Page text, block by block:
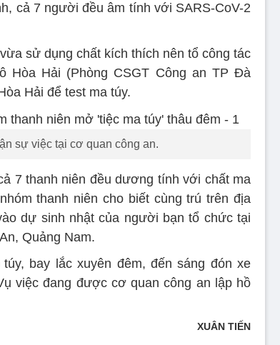
cả 7 người đều âm tính với SARS-CoV-2
sử dụng chất kích thích nên tổ công tác
Hòa Hải (Phòng CSGT Công an TP Đà
Hải để test ma túy.
sự việc tại cơ quan công an.
7 thanh niên đều dương tính với chất ma
thanh niên cho biết cùng trú trên địa
dự sinh nhật của người bạn tổ chức tại
Quảng Nam.
bay lắc xuyên đêm, đến sáng đón xe
việc đang được cơ quan công an lập hồ
XUÂN TIẾN